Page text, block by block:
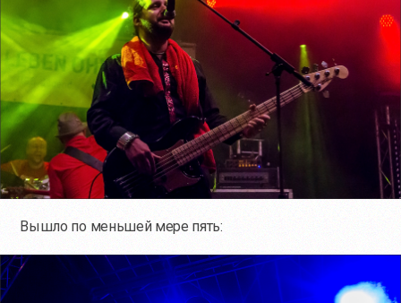
Вышло по меньшей мере пять: